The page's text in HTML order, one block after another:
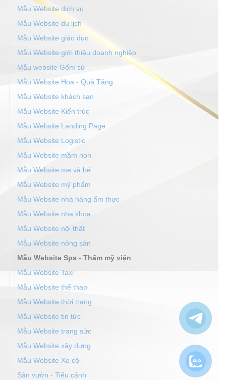
Mẫu Website dịch vụ
Mẫu Website du lịch
Mẫu Website giáo dục
Mẫu Website giới thiệu doanh nghiệp
Mẫu website Gốm sứ
Mẫu Website Hoa - Quà Tặng
Mẫu Website khách sạn
Mẫu Website Kiến trúc
Mẫu Website Landing Page
Mẫu Website Logistic
Mẫu Website mầm non
Mẫu Website mẹ và bé
Mẫu Website mỹ phẩm
Mẫu Website nhà hàng ẩm thực
Mẫu Website nha khoa
Mẫu Website nội thất
Mẫu Website nông sản
Mẫu Website Spa - Thẩm mỹ viện
Mẫu Website Taxi
Mẫu Website thể thao
Mẫu Website thời trang
Mẫu Website tin tức
Mẫu Website trang sức
Mẫu Website xây dựng
Mẫu Website Xe cộ
Sân vườn - Tiểu cảnh